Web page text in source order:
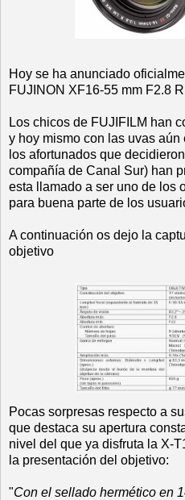
Hoy se ha anunciado
FUJINON XF16-55 mm F2.8
Los chicos de FUJIFILM han
y hoy mismo con las uvas
los afortunados que
compañía de Canal Sur) han
esta llamado a ser uno de los
para buena parte de los
A continuación os dejo la
objetivo
Pocas sorpresas respecto a
que destaca su apertura
nivel del que ya disfruta la X-
la presentación del objetivo:
"Con el sellado hermético en